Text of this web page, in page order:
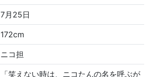
7月25日
172cm
ニコ担
「笑えない時は、ニコたんの名を呼ぶが